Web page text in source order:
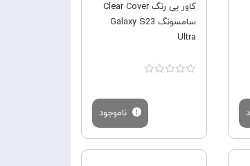
کاور بی رنگ Clear Cover
سامسونگ Galaxy S23
Ultra
ناموجود